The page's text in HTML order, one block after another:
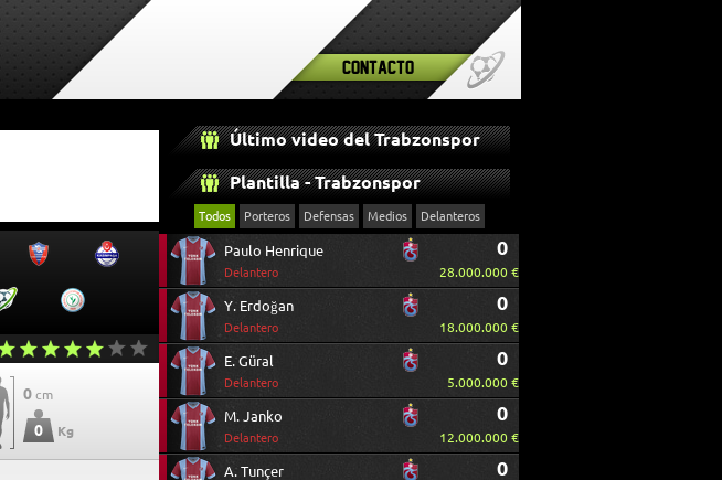
Contacto
0 cm
0 Kg
Último video del Trabzonspor
Plantilla - Trabzonspor
Todos Porteros Defensas Medios Delanteros
Paulo Henrique
Delantero
0
28.000.000 €
Y. Erdoğan
Delantero
0
18.000.000 €
E. Güral
Delantero
0
5.000.000 €
M. Janko
Delantero
0
12.000.000 €
A. Tunçer 0